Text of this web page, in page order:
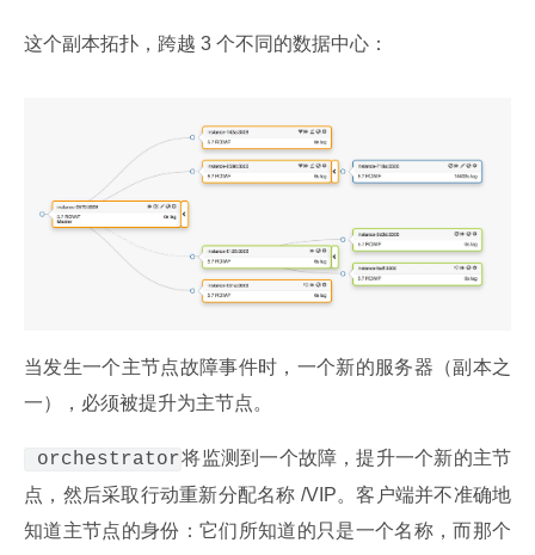
这个副本拓扑，跨越 3 个不同的数据中心：
当发生一个主节点故障事件时，一个新的服务器（副本之
一），必须被提升为主节点。
orchestrator将监测到一个故障，提升一个新的主节
点，然后采取行动重新分配名称 /VIP。客户端并不准确地
知道主节点的身份：它们所知道的只是一个名称，而那个